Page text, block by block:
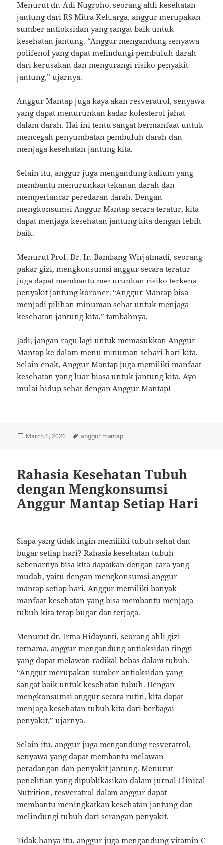
Menurut dr. Adi Nugroho, seorang ahli kesehatan
jantung dari RS Mitra Keluarga, anggur merupakan
sumber antioksidan yang sangat baik untuk
kesehatan jantung. “Anggur mengandung senyawa
polifenol yang dapat melindungi pembuluh darah
dari kerusakan dan mengurangi risiko penyakit
jantung,” ujarnya.
Anggur Mantap juga kaya akan resveratrol, senyawa
yang dapat menurunkan kadar kolesterol jahat
dalam darah. Hal ini tentu sangat bermanfaat untuk
mencegah penyumbatan pembuluh darah dan
menjaga kesehatan jantung kita.
Selain itu, anggur juga mengandung kalium yang
membantu menurunkan tekanan darah dan
memperlancar peredaran darah. Dengan
mengkonsumsi Anggur Mantap secara teratur, kita
dapat menjaga kesehatan jantung kita dengan lebih
baik.
Menurut Prof. Dr. Ir. Bambang Wirjatmadi, seorang
pakar gizi, mengkonsumsi anggur secara teratur
juga dapat membantu menurunkan risiko terkena
penyakit jantung koroner. “Anggur Mantap bisa
menjadi pilihan minuman sehat untuk menjaga
kesehatan jantung kita,” tambahnya.
Jadi, jangan ragu lagi untuk memasukkan Anggur
Mantap ke dalam menu minuman sehari-hari kita.
Selain enak, Anggur Mantap juga memiliki manfaat
kesehatan yang luar biasa untuk jantung kita. Ayo
mulai hidup sehat dengan Anggur Mantap!
Posted
March 6, 2026 Tags
anggur mantap
Rahasia Kesehatan Tubuh
dengan Mengkonsumsi
Anggur Mantap Setiap Hari
Siapa yang tidak ingin memiliki tubuh sehat dan
bugar setiap hari? Rahasia kesehatan tubuh
sebenarnya bisa kita dapatkan dengan cara yang
mudah, yaitu dengan mengkonsumsi anggur
mantap setiap hari. Anggur memiliki banyak
manfaat kesehatan yang bisa membantu menjaga
tubuh kita tetap bugar dan terjaga.
Menurut dr. Irma Hidayanti, seorang ahli gizi
ternama, anggur mengandung antioksidan tinggi
yang dapat melawan radikal bebas dalam tubuh.
“Anggur merupakan sumber antioksidan yang
sangat baik untuk kesehatan tubuh. Dengan
mengkonsumsi anggur secara rutin, kita dapat
menjaga kesehatan tubuh kita dari berbagai
penyakit,” ujarnya.
Selain itu, anggur juga mengandung resveratrol,
senyawa yang dapat membantu melawan
peradangan dan penyakit jantung. Menurut
penelitian yang dipublikasikan dalam jurnal Clinical
Nutrition, resveratrol dalam anggur dapat
membantu meningkatkan kesehatan jantung dan
melindungi tubuh dari serangan penyakit.
Tidak hanya itu, anggur juga mengandung vitamin C